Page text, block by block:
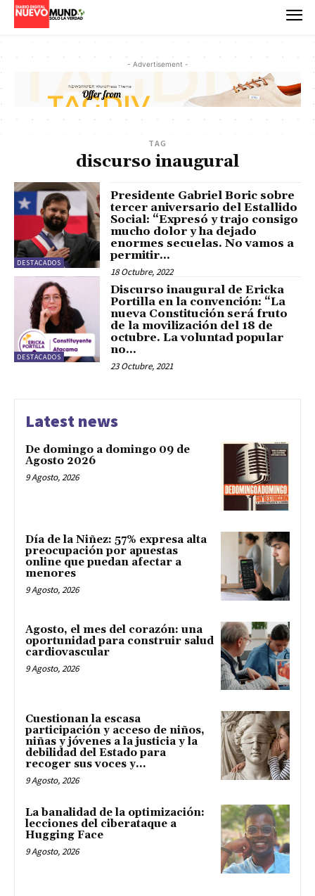
- Advertisement -
TAG
discurso inaugural
DESTACADOS
Presidente Gabriel Boric sobre
tercer aniversario del Estallido
Social: “Expresó y trajo consigo
mucho dolor y ha dejado
enormes secuelas. No vamos a
permitir...
18 Octubre, 2022
DESTACADOS
Discurso inaugural de Ericka
Portilla en la convención: “La
nueva Constitución será fruto
de la movilización del 18 de
octubre. La voluntad popular
no...
23 Octubre, 2021
Latest news
De domingo a domingo 09 de
Agosto 2026
9 Agosto, 2026
Día de la Niñez: 57% expresa alta
preocupación por apuestas
online que puedan afectar a
menores
9 Agosto, 2026
Agosto, el mes del corazón: una
oportunidad para construir salud
cardiovascular
9 Agosto, 2026
Cuestionan la escasa
participación y acceso de niños,
niñas y jóvenes a la justicia y la
debilidad del Estado para
recoger sus voces y...
9 Agosto, 2026
La banalidad de la optimización:
lecciones del ciberataque a
Hugging Face
9 Agosto, 2026